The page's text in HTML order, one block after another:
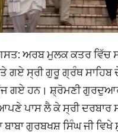
ਅਰਬ ਮੁਲਕ ਕਤਰ ਵਿੱਚ
ਗਏ ਸ੍ਰੀ ਗੁਰੂ ਗ੍ਰੰਥ ਸਾਹਿਬ
ਗਏ ਹਨ। ਸ਼੍ਰੋਮਣੀ
ਪਾਸ ਲੈ ਕੇ ਸ੍ਰੀ ਦਰਬਾਰ
ਗੁਰਬਖਸ਼ ਸਿੰਘ ਜੀ ਵਿਖੇ